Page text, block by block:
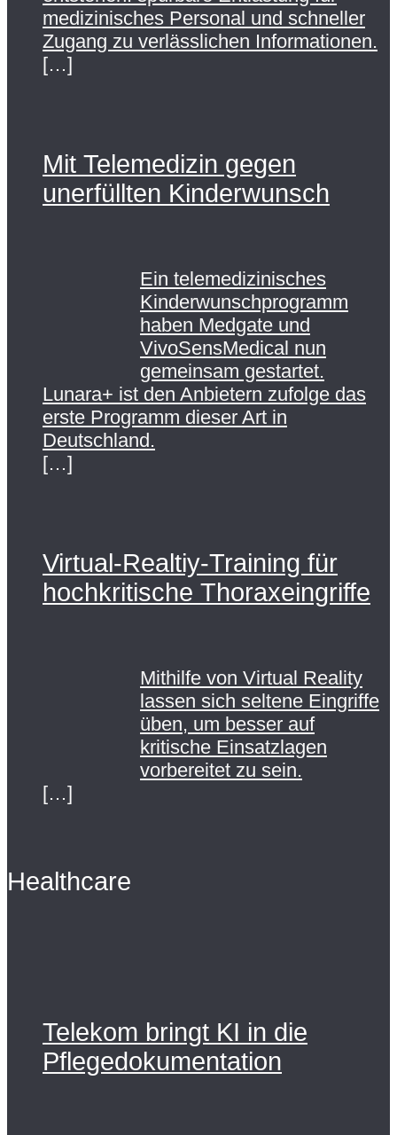
medizinisches Personal und schneller
Zugang zu verlässlichen Informationen.
[…]
Mit Telemedizin gegen
unerfüllten Kinderwunsch
Ein telemedizinisches
Kinderwunschprogramm
haben Medgate und
VivoSensMedical nun
gemeinsam gestartet.
Lunara+ ist den Anbietern zufolge das
erste Programm dieser Art in
Deutschland.
[…]
Virtual-Realtiy-Training für
hochkritische Thoraxeingriffe
Mithilfe von Virtual Reality
lassen sich seltene Eingriffe
üben, um besser auf
kritische Einsatzlagen
vorbereitet zu sein.
[…]
Healthcare
Telekom bringt KI in die
Pflegedokumentation